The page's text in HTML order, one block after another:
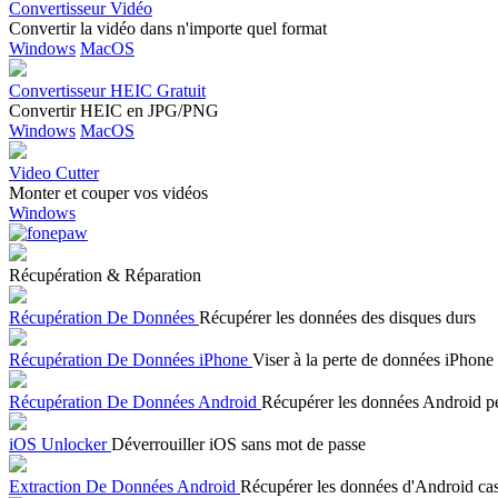
Convertisseur Vidéo
Convertir la vidéo dans n'importe quel format
Windows MacOS
Convertisseur HEIC Gratuit
Convertir HEIC en JPG/PNG
Windows MacOS
Video Cutter
Monter et couper vos vidéos
Windows
Récupération & Réparation
Récupération De Données Récupérer les données des disques durs
Récupération De Données iPhone Viser à la perte de données iPhone
Récupération De Données Android Récupérer les données Android
iOS Unlocker Déverrouiller iOS sans mot de passe
Extraction De Données Android Récupérer les données d'Android